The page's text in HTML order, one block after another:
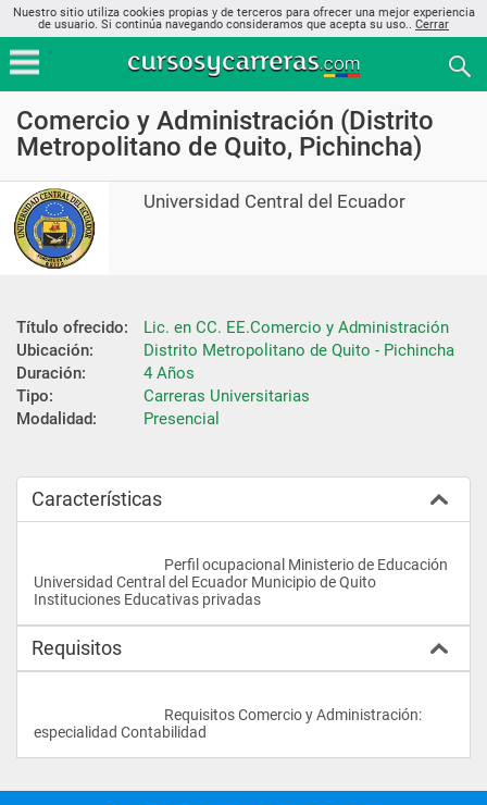
Nuestro sitio utiliza cookies propias y de terceros para ofrecer una mejor experiencia
de usuario. Si continúa navegando consideramos que acepta su uso.. Cerrar
Comercio y Administración (Distrito
Metropolitano de Quito, Pichincha)
Universidad Central del Ecuador
Título ofrecido:
Lic. en CC. EE.Comercio y Administración
Ubicación:
Distrito Metropolitano de Quito - Pichincha
Duración:
4 Años
Tipo:
Carreras Universitarias
Modalidad:
Presencial
Características
Universidad Central del Ecuador Municipio de Quito
Requisitos
especialidad Contabilidad